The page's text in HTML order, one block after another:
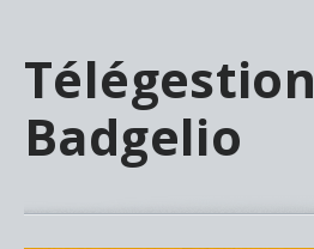
Télégestion
Badgelio